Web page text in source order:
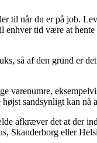
til når du er på job.
tid være at
så af den grund er
varenumre,
sandsynligt kan nå
afkræver det at der
Skanderborg eller